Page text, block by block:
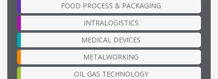
FOOD PROCESS & PACKAGING
INTRALOGISTICS
MEDICAL DEVICES
METALWORKING
OIL GAS TECHNOLOGY